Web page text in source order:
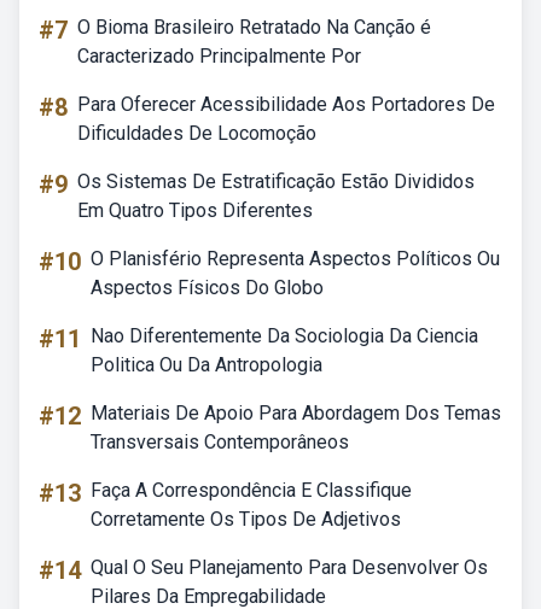
#7 O Bioma Brasileiro Retratado Na Canção é
Caracterizado Principalmente Por
#8 Para Oferecer Acessibilidade Aos Portadores De
Dificuldades De Locomoção
#9 Os Sistemas De Estratificação Estão Divididos
Em Quatro Tipos Diferentes
#10 O Planisfério Representa Aspectos Políticos Ou
Aspectos Físicos Do Globo
#11
Nao Diferentemente Da Sociologia Da Ciencia
Politica Ou Da Antropologia
#12 Materiais De Apoio Para Abordagem Dos Temas
Transversais Contemporâneos
#13 Faça A Correspondência E Classifique
Corretamente Os Tipos De Adjetivos
#14 Qual O Seu Planejamento Para Desenvolver Os
Pilares Da Empregabilidade